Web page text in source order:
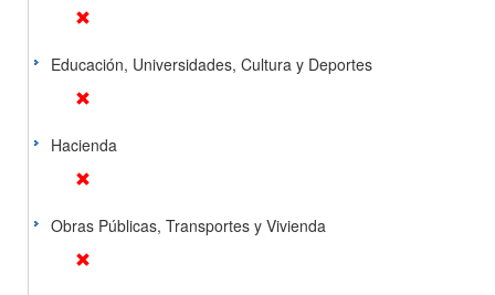
Educación, Universidades, Cultura y Deportes
Hacienda
Obras Públicas, Transportes y Vivienda